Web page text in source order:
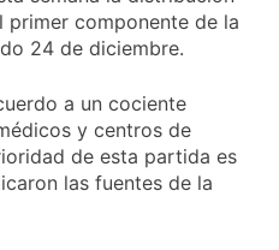
componente de la
24 de diciembre.
a un cociente
y centros de
de esta partida es
las fuentes de la